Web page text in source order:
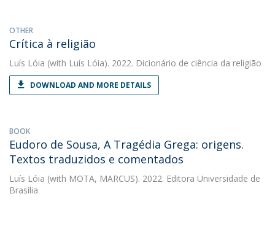
OTHER
Crítica à religião
Luís Lóia (with Luís Lóia). 2022. Dicionário de ciência da religião
DOWNLOAD AND MORE DETAILS
BOOK
Eudoro de Sousa, A Tragédia Grega: origens.
Textos traduzidos e comentados
Luís Lóia (with MOTA, MARCUS). 2022. Editora Universidade de
Brasília